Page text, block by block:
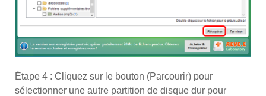
Étape 4 : Cliquez sur le bouton (Parcourir) pour
sélectionner une autre partition de disque dur pour